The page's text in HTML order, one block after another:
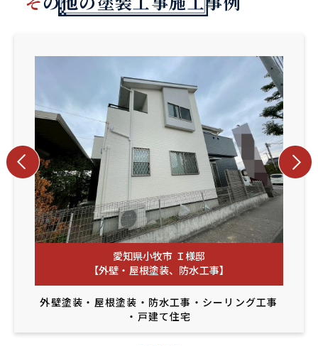
愛知県小牧市 Ｉ様邸
【外壁・屋根塗装、防水工事】
外壁塗装 ・ 屋根塗装 ・ 防水工事 ・ シーリング工事
・ 戸建て住宅